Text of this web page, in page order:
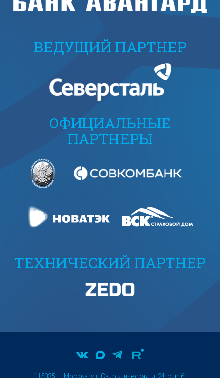
ВЕДУЩИЙ ПАРТНЕР
ОФИЦИАЛЬНЫЕ
ПАРТНЕРЫ
ТЕХНИЧЕСКИЙ ПАРТНЕР
115035, г. Москва, ул. Садовническая, д.24, стр.6.